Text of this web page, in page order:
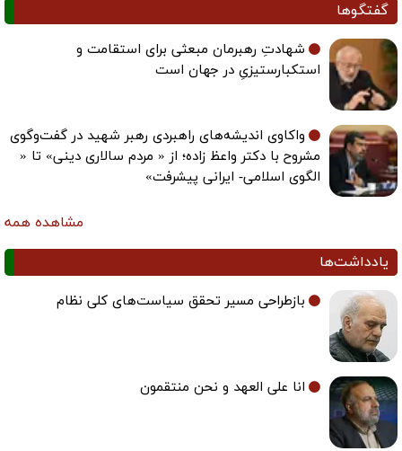
گفتگوها
شهادتِ رهبرمان مبعثی برای استقامت و
استکبارستیزیِ در جهان است
واکاوی اندیشه‌های راهبردی رهبر شهید در گفت‌وگوی
مشروح با دکتر واعظ زاده؛ از « مردم سالاری دینی» تا «
الگوی اسلامی- ایرانی پیشرفت»
مشاهده همه
یادداشت‌ها
بازطراحی مسیر تحقق سیاست‌های کلی نظام
انا علی العهد و نحن منتقمون